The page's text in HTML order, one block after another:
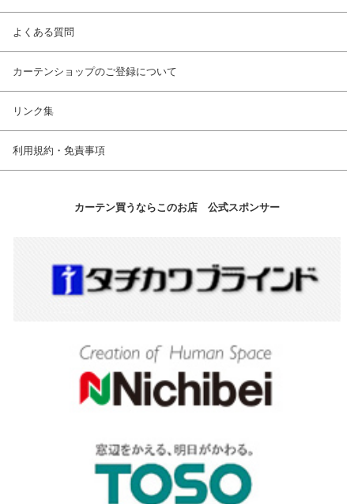
よくある質問
カーテンショップのご登録について
リンク集
利用規約・免責事項
カーテン買うならこのお店 公式スポンサー